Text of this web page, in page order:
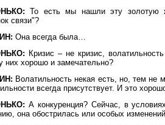
То есть мы нашли эту золотую
связи"?
Она всегда была…
Кризис – не кризис,
них хорошо и замечательно?
Волатильность некая есть, но, тем не
всегда присутствует. И это
А конкуренция? Сейчас, в
она обострилась или особых